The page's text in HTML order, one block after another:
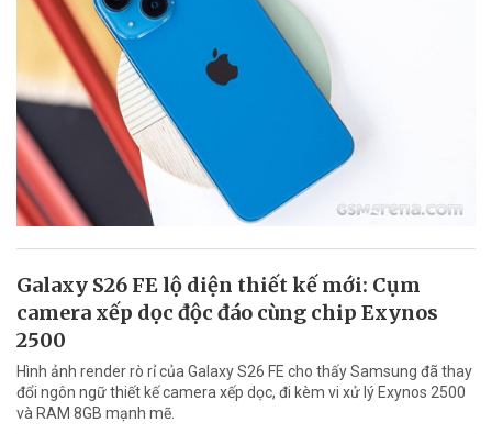
Galaxy S26 FE lộ diện thiết kế mới: Cụm
camera xếp dọc độc đáo cùng chip Exynos
2500
Hình ảnh render rò rỉ của Galaxy S26 FE cho thấy Samsung đã thay
đổi ngôn ngữ thiết kế camera xếp dọc, đi kèm vi xử lý Exynos 2500
và RAM 8GB mạnh mẽ.